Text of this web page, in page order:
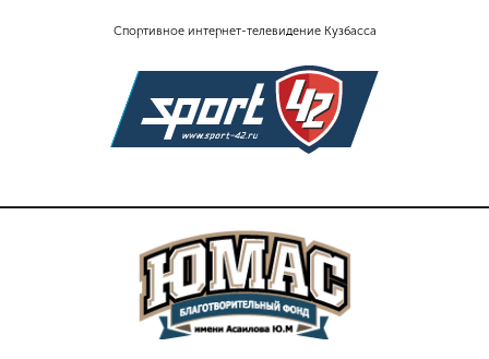
Спортивное интернет-телевидение Кузбасса